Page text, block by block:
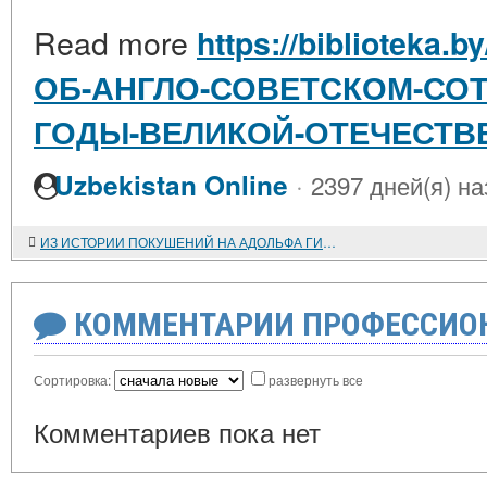
Read more https://
ОБ-АНГЛО-СОВЕТСКОМ-
ГОДЫ-ВЕЛИКОЙ-
Uzbekistan Online · 2397 дней(я)
ИЗ ИСТОРИИ ПОКУШЕНИЙ НА АДОЛЬФА ГИТЛЕРА: ОПЕРАЦИЯ "ВАЛЬКИРИЯ"
КОММЕНТАРИИ
Сортировка: развернуть все
Комментариев пока нет